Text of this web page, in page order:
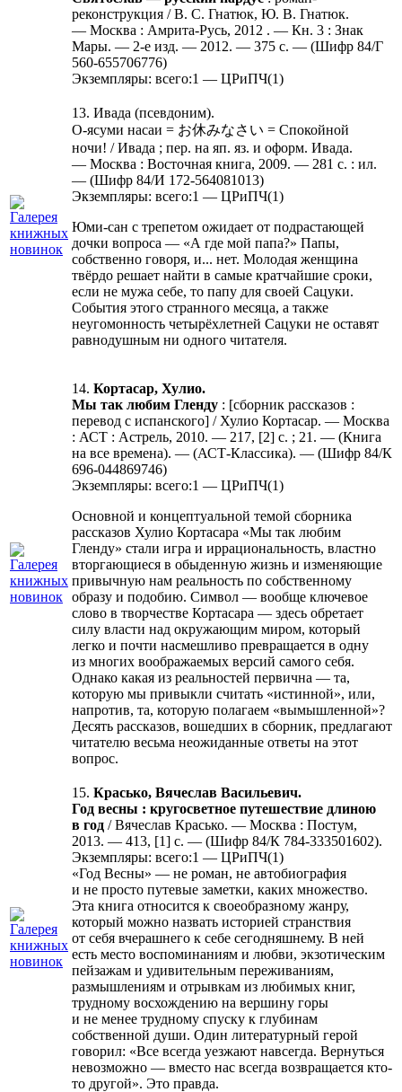
реконструкция / В. С. Гнатюк, Ю. В. Гнатюк.
— Москва : Амрита-Русь, 2012 . — Кн. 3 : Знак
Мары. — 2-е изд. — 2012. — 375 с. — (Шифр 84/Г
560-655706776)
Экземпляры: всего:1 — ЦРиПЧ(1)
13. Ивада (псевдоним).
О-ясуми насаи = お休みなさい = Спокойной
ночи! / Ивада ; пер. на яп. яз. и оформ. Ивада.
— Москва : Восточная книга, 2009. — 281 с. : ил.
— (Шифр 84/И 172-564081013)
Экземпляры: всего:1 — ЦРиПЧ(1)
Юми-сан с трепетом ожидает от подрастающей
дочки вопроса — «А где мой папа?» Папы,
собственно говоря, и... нет. Молодая женщина
твёрдо решает найти в самые кратчайшие сроки,
если не мужа себе, то папу для своей Сацуки.
События этого странного месяца, а также
неугомонность четырёхлетней Сацуки не оставят
равнодушным ни одного читателя.
14. Кортасар, Хулио.
Мы так любим Гленду : [сборник рассказов :
перевод с испанского] / Хулио Кортасар. — Москва
: АСТ : Астрель, 2010. — 217, [2] с. ; 21. — (Книга
на все времена). — (АСТ-Классика). — (Шифр 84/К
696-044869746)
Экземпляры: всего:1 — ЦРиПЧ(1)
Основной и концептуальной темой сборника
рассказов Хулио Кортасара «Мы так любим
Гленду» стали игра и иррациональность, властно
вторгающиеся в обыденную жизнь и изменяющие
привычную нам реальность по собственному
образу и подобию. Символ — вообще ключевое
слово в творчестве Кортасара — здесь обретает
силу власти над окружающим миром, который
легко и почти насмешливо превращается в одну
из многих воображаемых версий самого себя.
Однако какая из реальностей первична — та,
которую мы привыкли считать «истинной», или,
напротив, та, которую полагаем «вымышленной»?
Десять рассказов, вошедших в сборник, предлагают
читателю весьма неожиданные ответы на этот
вопрос.
15. Красько, Вячеслав Васильевич.
Год весны : кругосветное путешествие длиною
в год / Вячеслав Красько. — Москва : Постум,
2013. — 413, [1] с. — (Шифр 84/К 784-333501602).
Экземпляры: всего:1 — ЦРиПЧ(1)
«Год Весны» — не роман, не автобиография
и не просто путевые заметки, каких множество.
Эта книга относится к своеобразному жанру,
который можно назвать историей странствия
от себя вчерашнего к себе сегодняшнему. В ней
есть место воспоминаниям и любви, экзотическим
пейзажам и удивительным переживаниям,
размышлениям и отрывкам из любимых книг,
трудному восхождению на вершину горы
и не менее трудному спуску к глубинам
собственной души. Один литературный герой
говорил: «Все всегда уезжают навсегда. Вернуться
невозможно — вместо нас всегда возвращается кто-
то другой». Это правда.